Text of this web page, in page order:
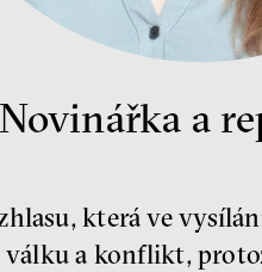
Novinářka a
která ve
a konflikt,